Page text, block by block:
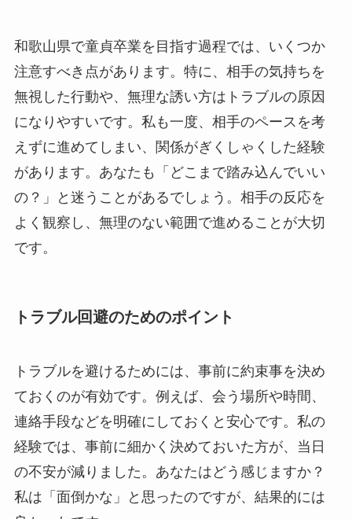
和歌山県で童貞卒業を目指す過程では、いくつか
注意すべき点があります。特に、相手の気持ちを
無視した行動や、無理な誘い方はトラブルの原因
になりやすいです。私も一度、相手のペースを考
えずに進めてしまい、関係がぎくしゃくした経験
があります。あなたも「どこまで踏み込んでいい
の？」と迷うことがあるでしょう。相手の反応を
よく観察し、無理のない範囲で進めることが大切
です。
トラブル回避のためのポイント
トラブルを避けるためには、事前に約束事を決め
ておくのが有効です。例えば、会う場所や時間、
連絡手段などを明確にしておくと安心です。私の
経験では、事前に細かく決めておいた方が、当日
の不安が減りました。あなたはどう感じますか？
私は「面倒かな」と思ったのですが、結果的には